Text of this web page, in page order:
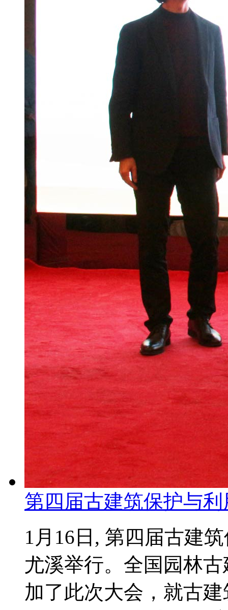
第四届古建筑保护与
1月16日, 第四届古建
尤溪举行。全国园林
加了此次大会，就古